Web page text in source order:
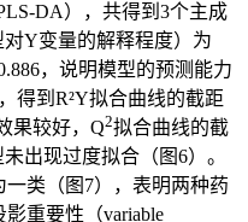
PLS-DA），共得到3个主成
Y变量的解释程度）为
，说明模型的预测能力
得到R²Y拟合曲线的截距
果较好，Q2拟合曲线的截
出现过度拟合（图6）。
类（图7），表明两种药
重要性（variable